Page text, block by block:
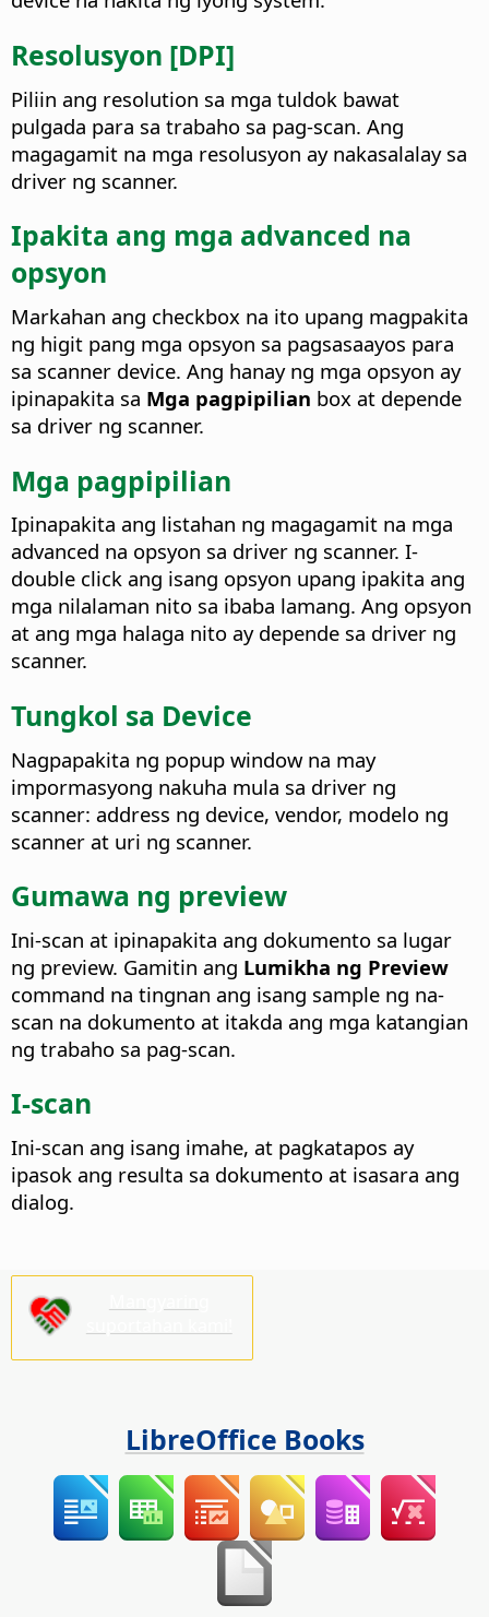
Resolusyon [DPI]
Piliin ang resolution sa mga tuldok bawat
pulgada para sa trabaho sa pag-scan. Ang
magagamit na mga resolusyon ay nakasalalay sa
driver ng scanner.
Ipakita ang mga advanced na
opsyon
Markahan ang checkbox na ito upang magpakita
ng higit pang mga opsyon sa pagsasaayos para
sa scanner device. Ang hanay ng mga opsyon ay
ipinapakita sa Mga pagpipilian box at depende
sa driver ng scanner.
Mga pagpipilian
Ipinapakita ang listahan ng magagamit na mga
advanced na opsyon sa driver ng scanner. I-
double click ang isang opsyon upang ipakita ang
mga nilalaman nito sa ibaba lamang. Ang opsyon
at ang mga halaga nito ay depende sa driver ng
scanner.
Tungkol sa Device
Nagpapakita ng popup window na may
impormasyong nakuha mula sa driver ng
scanner: address ng device, vendor, modelo ng
scanner at uri ng scanner.
Gumawa ng preview
Ini-scan at ipinapakita ang dokumento sa lugar
ng preview. Gamitin ang Lumikha ng Preview
command na tingnan ang isang sample ng na-
scan na dokumento at itakda ang mga katangian
ng trabaho sa pag-scan.
I-scan
Ini-scan ang isang imahe, at pagkatapos ay
ipasok ang resulta sa dokumento at isasara ang
dialog.
LibreOffice Books